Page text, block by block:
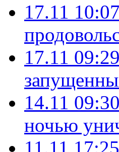
17.11 10:07
17.11 09:29
14.11 09:30
ночью
11.11 17:25